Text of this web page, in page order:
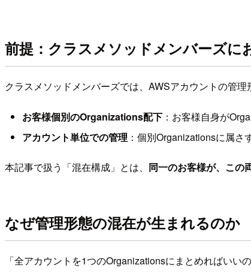
前提：クラスメソッドメンバーズに
クラスメソッドメンバーズでは、AWSアカウントの管理
お客様個別のOrganizations配下：お客様自身が
アカウント単位での管理 ：個別Organizationsに属
本記事で扱う「混在構成」とは、 同一のお客様が、この
なぜ管理形態の混在が生まれるのか
「全アカウントを1つのOrganizationsにまとめればい